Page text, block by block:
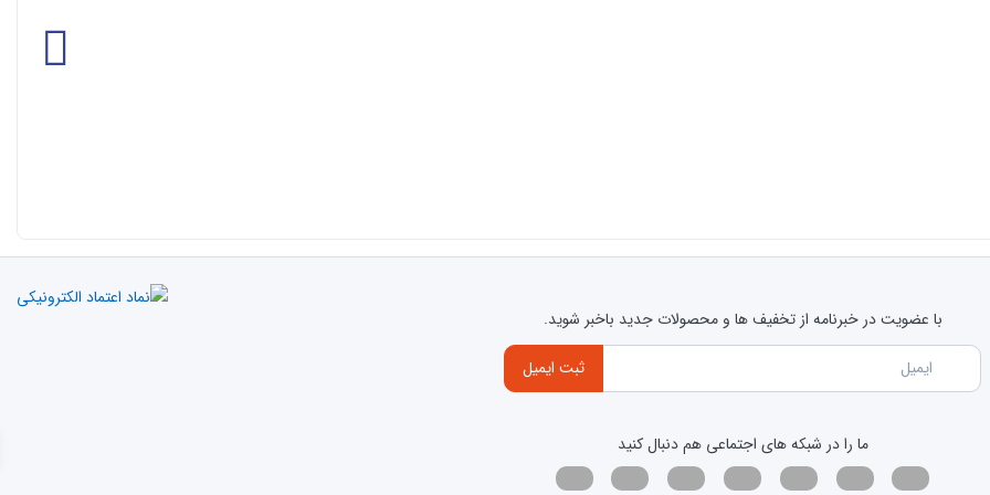
کالا118
با عضویت در خبرنامه از تخفیف ها و محصولات جدید باخبر شوید.
ثبت ایمیل
ما را در شبکه های اجتماعی هم دنبال کنید